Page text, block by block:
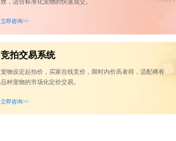
效，适合标准化宠物的快速成交。
立即咨询>>
竞拍交易系统
宠物设定起拍价，买家在线竞价，限时内价高者得，适配稀有
品种宠物的市场化定价交易。
立即咨询>>